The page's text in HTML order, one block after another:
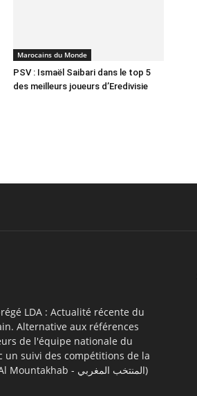
Marocains du Monde
PSV : Ismaël Saibari dans le top 5
des meilleurs joueurs d’Eredivisie
LDA : Actualité récente du
Alternative aux références
de l'équipe nationale du
un suivi des compétitions de la
CAF et FIFA. (أسود الأطلس - Al Mountakhab - المنتخب المغربي)